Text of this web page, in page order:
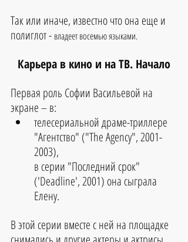
Так или иначе, известно что она еще и
полиглот - владеет восемью языками.
Карьера в кино и на ТВ. Начало
Первая роль Софии Васильевой на
экране – в:
телесериальной драме-триллере
"Агентство" ("The Agency", 2001-
2003),
в серии "Последний срок"
('Deadline', 2001) она сыграла
Елену.
В этой серии вместе с ней на площадке